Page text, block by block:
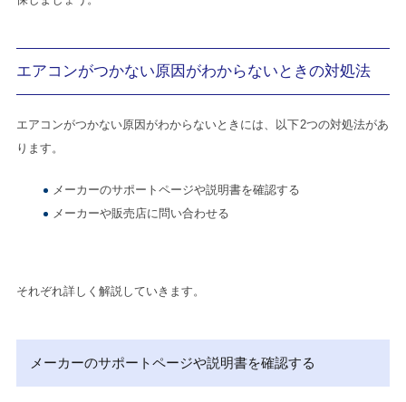
エアコンがつかない原因がわからないときの対処法
エアコンがつかない原因がわからないときには、以下2つの対処法があ
ります。
メーカーのサポートページや説明書を確認する
メーカーや販売店に問い合わせる
それぞれ詳しく解説していきます。
メーカーのサポートページや説明書を確認する